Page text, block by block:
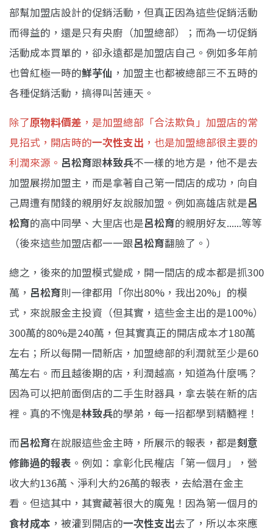
部幫加盟店設計的促銷活動，但真正因為這些促銷活動
而得益的，還是只有央廚（加盟總部）；而為一切促銷
活動成本買單的，卻永遠都是加盟店自己。例如多年前
也曾紅極一時的鮮芋仙 ，加盟主也都被總部三不五時的
各種促銷活動，搞得叫苦連天。
除了原物料價差 ，是加盟總部「合法欺負」加盟店的常
見招式，開店時的一次性支出 ，也是加盟總部很主要的
利潤來源。 呂松育跟林致兵不一樣的地方是，他不是去
加盟展撈加盟主，而是拿著自己第一間店的成功，向自
己周遭有閒錢的親朋好友說服加盟。例如高雄店就是呂
松育的高中同學、大里店也是呂松育的親朋好友......等等
（後來這些加盟店都一一跟呂松育翻臉了。）
總之，後來的加盟模式變成，開一間店的成本都是抓300
萬， 呂松育則一律都用「你出80%，我出20%」的模
式，來說服金主投資（但其實，這些金主出的是100%）
300萬的80%是240萬，但其實真正的開店成本才180萬
左右；所以每開一間新店，加盟總部的利潤就至少是60
萬左右。而且越後期的店，利潤越高，知道為什麼嗎？
因為可以把前面倒店的二手生財器具，拿去裝在新的店
裡。真的不愧是林致兵的學弟，每一招都學到精髓裡！
而呂松育在說服這些金主時，所展示的報表，都是刻意
修飾過的報表 。例如：拿彰化民權店「第一個月」，營
收大約136萬、淨利大約26萬的報表，去給潛在金主
看。但這其中，其實藏著很大的魔鬼！因為第一個月的
食材成本 ，被灌到開店的一次性支出去了，所以本來應